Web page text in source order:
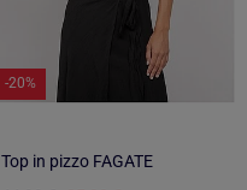
-20%
Top in pizzo FAGATE